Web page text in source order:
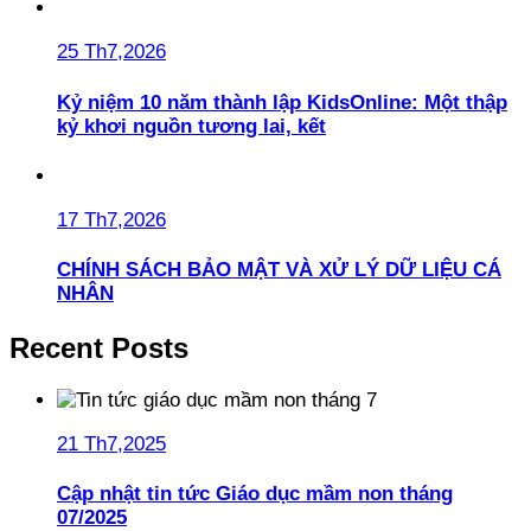
25 Th7,2026
Kỷ niệm 10 năm thành lập KidsOnline: Một thập
kỷ khơi nguồn tương lai, kết
17 Th7,2026
CHÍNH SÁCH BẢO MẬT VÀ XỬ LÝ DỮ LIỆU CÁ
NHÂN
Recent Posts
21 Th7,2025
Cập nhật tin tức Giáo dục mầm non tháng
07/2025